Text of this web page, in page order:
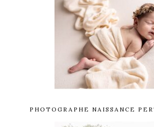
PHOTOGRAPHE NAISSANCE